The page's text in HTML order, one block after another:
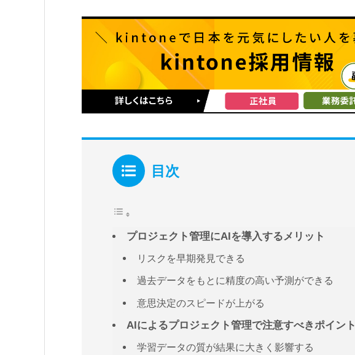
目次
プロジェクト管理にAIを導入するメリット
リスクを早期発見できる
過去データをもとに精度の高い予測ができる
意思決定のスピードが上がる
AIによるプロジェクト管理で注意すべきポイント
学習データの質が結果に大きく影響する